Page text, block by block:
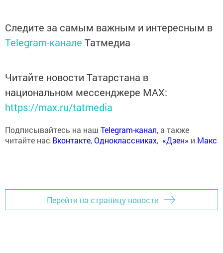
Следите за самым важным и интересным в
Telegram-канале Татмедиа
Читайте новости Татарстана в
национальном мессенджере MАХ:
https://max.ru/tatmedia
Подписывайтесь на наш Telegram-канал, а также
читайте нас Вконтакте,Одноклассниках, «Дзен» и Макс
Перейти на страницу новости